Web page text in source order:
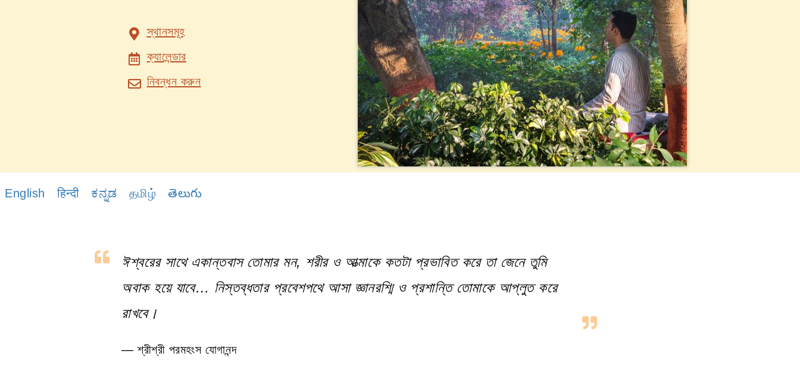
স্থানসমূহ
ক্যালেন্ডার
নিবন্ধন করুন
English हिन्दी ಕನ್ನಡ தமிழ் తెలుగు
ঈশ্বরের সাথে একান্তবাস তোমার মন, শরীর ও আত্মাকে কতটা প্রভাবিত করে তা জেনে তুমি
অবাক হয়ে যাবে… নিস্তব্ধতার প্রবেশপথে আসা জ্ঞানরশ্মি ও প্রশান্তি তোমাকে আপ্লুত করে
রাখবে।
— শ্রীশ্রী পরমহংস যোগানন্দ